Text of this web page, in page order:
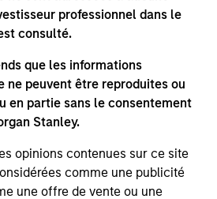
professionnel dans le
consulté.
que les informations
ne peuvent être reproduites ou
en partie sans le consentement
Stanley.
opinions contenues sur ce site
comme une publicité
une offre de vente ou une